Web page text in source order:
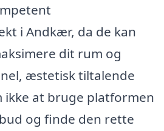
i Andkær, da de kan
dit rum og
æstetisk tiltalende
ikke at bruge platformen
og finde den rette